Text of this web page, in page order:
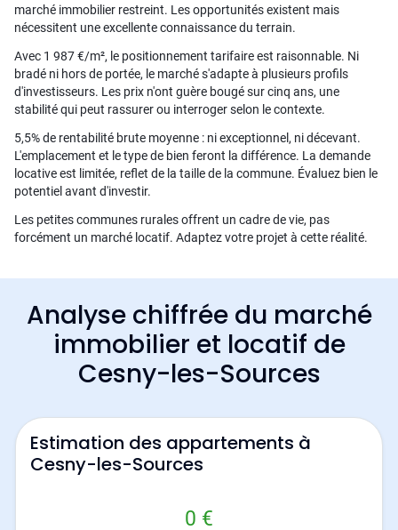
marché immobilier restreint. Les opportunités existent mais
nécessitent une excellente connaissance du terrain.
Avec 1 987 €/m², le positionnement tarifaire est raisonnable. Ni
bradé ni hors de portée, le marché s'adapte à plusieurs profils
d'investisseurs. Les prix n'ont guère bougé sur cinq ans, une
stabilité qui peut rassurer ou interroger selon le contexte.
5,5% de rentabilité brute moyenne : ni exceptionnel, ni décevant.
L'emplacement et le type de bien feront la différence. La demande
locative est limitée, reflet de la taille de la commune. Évaluez bien le
potentiel avant d'investir.
Les petites communes rurales offrent un cadre de vie, pas
forcément un marché locatif. Adaptez votre projet à cette réalité.
Analyse chiffrée du marché
immobilier et locatif de
Cesny-les-Sources
Estimation des appartements à
Cesny-les-Sources
0 €